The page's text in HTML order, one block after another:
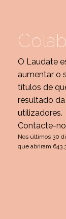
O Laudate
aumentar o
títulos de
resultado
utilizadores.
Contacte-
Nos últimos 30
que abriram